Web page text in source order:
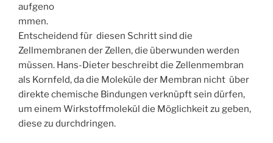
aufgeno
mmen.
Entscheidend für diesen Schritt sind die
Zellmembranen der Zellen, die überwunden werden
müssen. Hans-Dieter beschreibt die Zellenmembran
als Kornfeld, da die Moleküle der Membran nicht über
direkte chemische Bindungen verknüpft sein dürfen,
um einem Wirkstoffmolekül die Möglichkeit zu geben,
diese zu durchdringen.